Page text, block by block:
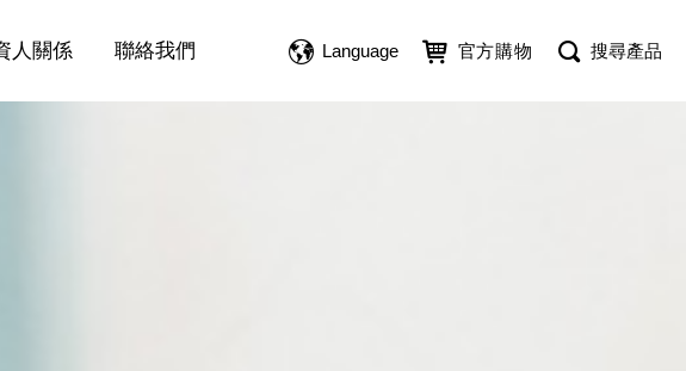
人關係 聯絡我們 Language 官方購物 搜尋產品